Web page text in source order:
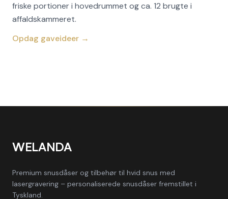
friske portioner i hovedrummet og ca. 12 brugte i
affaldskammeret.
Opdag gaveideer →
WELANDA
Premium snusdåser og tilbehør til hvid snus med
lasergravering – personaliserede snusdåser fremstillet i
Tyskland.